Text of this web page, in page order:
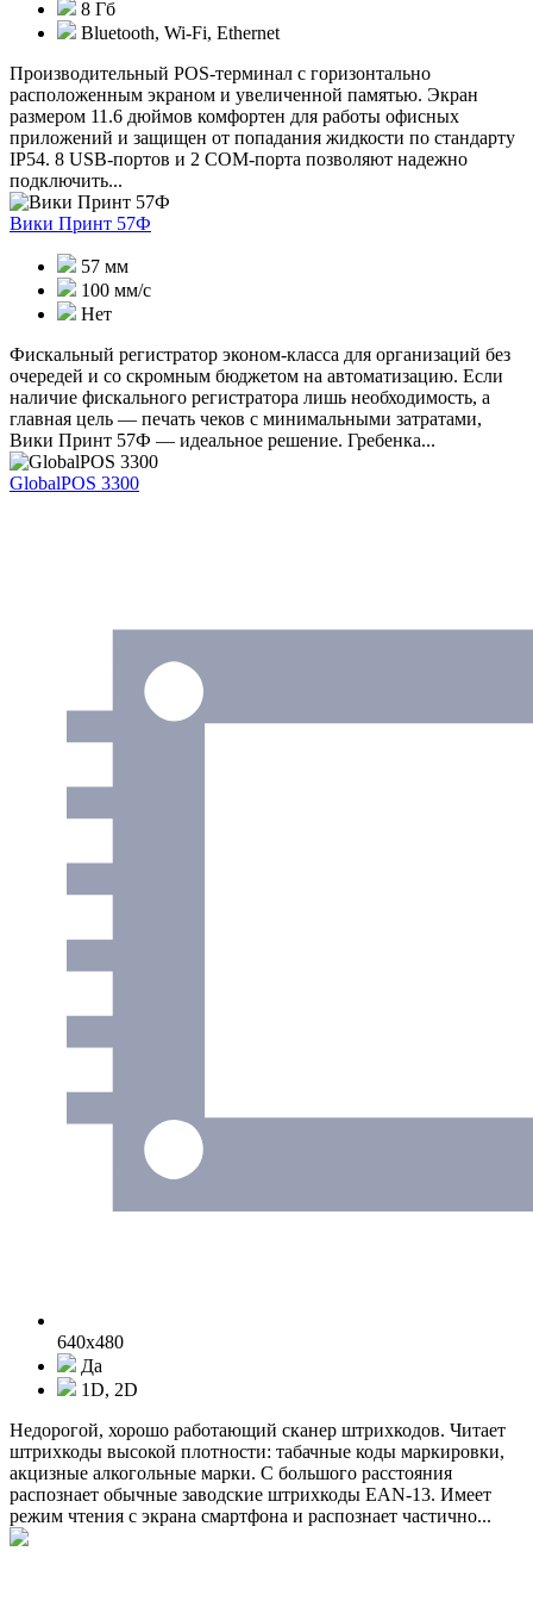
8 Гб
Bluetooth, Wi-Fi, Ethernet
Производительный POS-терминал с горизонтально
расположенным экраном и увеличенной памятью. Экран
размером 11.6 дюймов комфортен для работы офисных
приложений и защищен от попадания жидкости по стандарту
IP54. 8 USB-портов и 2 COM-порта позволяют надежно
подключить...
Вики Принт 57Ф
57 мм
100 мм/с
Нет
Фискальный регистратор эконом-класса для организаций без
очередей и со скромным бюджетом на автоматизацию. Если
наличие фискального регистратора лишь необходимость, а
главная цель — печать чеков с минимальными затратами,
Вики Принт 57Ф — идеальное решение. Гребенка...
GlobalPOS 3300
640x480
Да
1D, 2D
Недорогой, хорошо работающий сканер штрихкодов. Читает
штрихкоды высокой плотности: табачные коды маркировки,
акцизные алкогольные марки. С большого расстояния
распознает обычные заводские штрихкоды EAN-13. Имеет
режим чтения с экрана смартфона и распознает частично...